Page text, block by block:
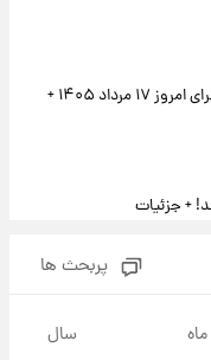
ارزش سهام عدالت برای امروز ۱۷ مرداد ۱۴۰۵ +
پربحث ها